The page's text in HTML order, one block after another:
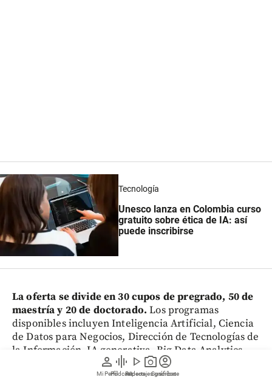
person
Mi Perfil
graphic_eq
Pódcast
play_arrow
Videos
photo_camera
Reportajes gráficos
account_circle
Suscríbete
Tecnología
Unesco lanza en Colombia curso
gratuito sobre ética de IA: así
puede inscribirse
La oferta se divide en 30 cupos de pregrado, 50 de
maestría y 20 de doctorado.Los programas
disponibles incluyen Inteligencia Artificial, Ciencia
de Datos para Negocios, Dirección de Tecnologías de
la Información, IA generativa, Big Data Analytics,
Machine Learning, Protección de Datos y Seguridad
de la Información.